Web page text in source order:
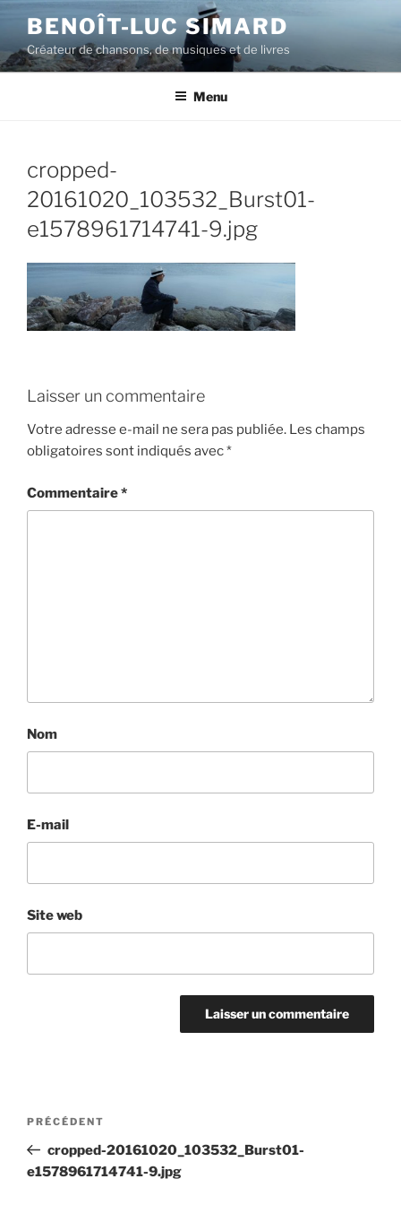
contenu
principal
BENOÎT-LUC SIMARD
Créateur de chansons, de musiques et de livres
Menu
cropped-
20161020_103532_Burst01-
e1578961714741-9.jpg
Laisser un commentaire
Votre adresse e-mail ne sera pas publiée. Les champs
obligatoires sont indiqués avec*
Commentaire*
Nom
E-mail
Site web
Navigation
l’article
Article
précédent
PRÉCÉDENT
cropped-20161020_103532_Burst01-
e1578961714741-9.jpg